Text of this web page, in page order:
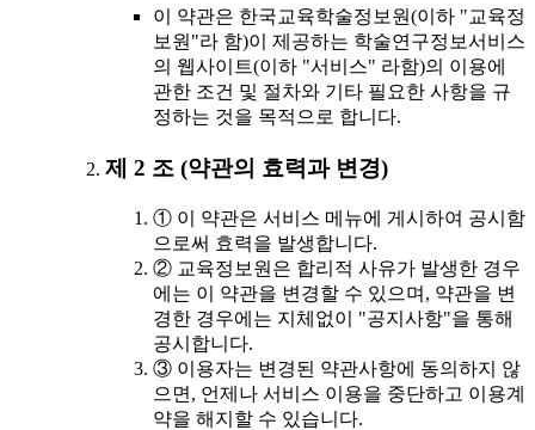
이 약관은 한국교육학술정보원(이하 "교육정
보원"라 함)이 제공하는 학술연구정보서비스
의 웹사이트(이하 "서비스" 라함)의 이용에
관한 조건 및 절차와 기타 필요한 사항을 규
정하는 것을 목적으로 합니다.
제 2 조 (약관의 효력과 변경)
① 이 약관은 서비스 메뉴에 게시하여 공시함
으로써 효력을 발생합니다.
② 교육정보원은 합리적 사유가 발생한 경우
에는 이 약관을 변경할 수 있으며, 약관을 변
경한 경우에는 지체없이 "공지사항"을 통해
공시합니다.
③ 이용자는 변경된 약관사항에 동의하지 않
으면, 언제나 서비스 이용을 중단하고 이용계
약을 해지할 수 있습니다.